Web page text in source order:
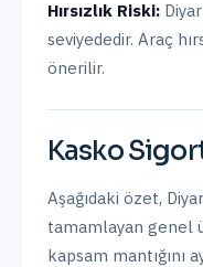
Hırsızlık Riski:
seviyededir. Araç
önerilir.
Kasko
Aşağıdaki özet,
tamamlayan genel
kapsam mantığını